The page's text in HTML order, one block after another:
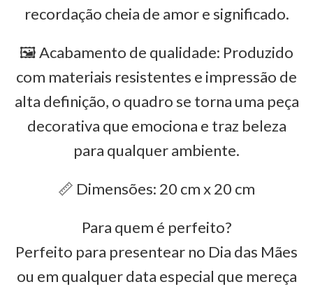
recordação cheia de amor e significado.
🖼️ Acabamento de qualidade: Produzido
com materiais resistentes e impressão de
alta definição, o quadro se torna uma peça
decorativa que emociona e traz beleza
para qualquer ambiente.
📏 Dimensões: 20 cm x 20 cm
Para quem é perfeito?
Perfeito para presentear no Dia das Mães
ou em qualquer data especial que mereça